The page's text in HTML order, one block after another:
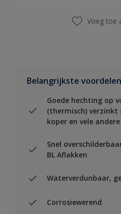
Voeg toe
Belangrijkste voordelen
Goede hechting op
(thermisch)
koper en vele
Snel
BL Aflakken
Waterverdunbaar,
Corrosiewerend